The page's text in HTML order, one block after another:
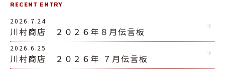
RECENT ENTRY
2026.7.24
川村商店 ２０２６年８月伝言板
2026.6.25
川村商店 ２０２６年 ７月伝言板